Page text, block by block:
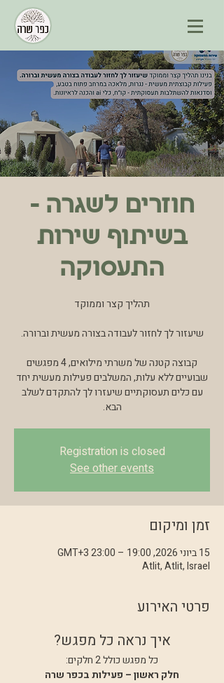
חוזרים לשגרה -
בשיתוף שירות
התעסוקה
קבוצה קטנה של משרתי מילואים, 4 מפגשים
שבועיים ללא עלות, המשלבים פעילות מעשית יחד
עם כלים תעסוקתיים שיעזרו לך להתקדם לשלב
הבא.
Registration is closed
See other events
זמן ומיקום
15 ביוני 2026, 19:00 – 23:00 GMT‎+3‎
Atlit, Atlit, Israel
פרטי האירוע
איך נראה כל מפגש?
כל מפגש כולל 2 חלקים:
חלק ראשון – פעילות בכפר שרה